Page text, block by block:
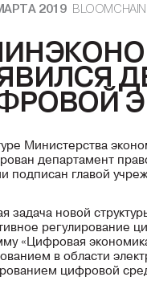
2019
Министерства
департамент
подписан главой
задача новой
регулирование
«Цифровая
в области
цифровой